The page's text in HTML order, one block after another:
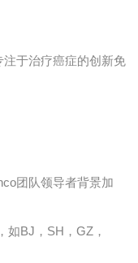
于治疗癌症的创新免
团队领导者背景加
如BJ ， SH ， GZ ，